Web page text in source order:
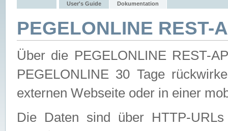
User's Guide Dokumentation
PEGELONLINE REST-
Über die PEGELONLINE REST-
PEGELONLINE 30 Tage
externen Webseite oder in einer
Die Daten sind über HTTP-